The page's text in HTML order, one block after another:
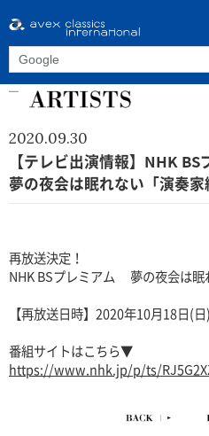
2020.09.30
【テレビ出演情報】NHK
夢の夜会は眠れない「演奏家
再放送決定！
NHK BSプレミアム 夢の夜会は眠
【再放送日時】2020年10月18日(
番組サイトはこちら▼
https://www.nhk.jp/p/ts/